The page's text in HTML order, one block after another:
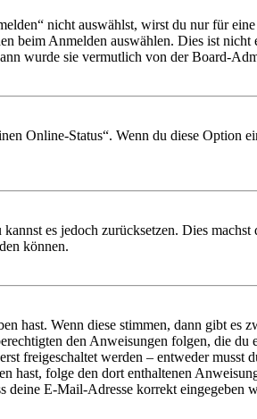
nicht auswählst, wirst du nur für
beim Anmelden auswählen. Dies ist
wurde sie vermutlich von der Board-
Online-Status“. Wenn du diese Option
es jedoch zurücksetzen. Dies
können.
hast. Wenn diese stimmen, dann gibt es
den Anweisungen folgen, die
freigeschaltet werden – entweder musst
folge den dort enthaltenen
E-Mail-Adresse korrekt eingegeben